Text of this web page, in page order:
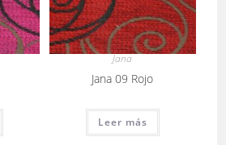
Jana
Jana 09 Rojo
Leer más